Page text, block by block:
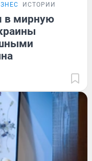
ИСТОРИИ
в мирную